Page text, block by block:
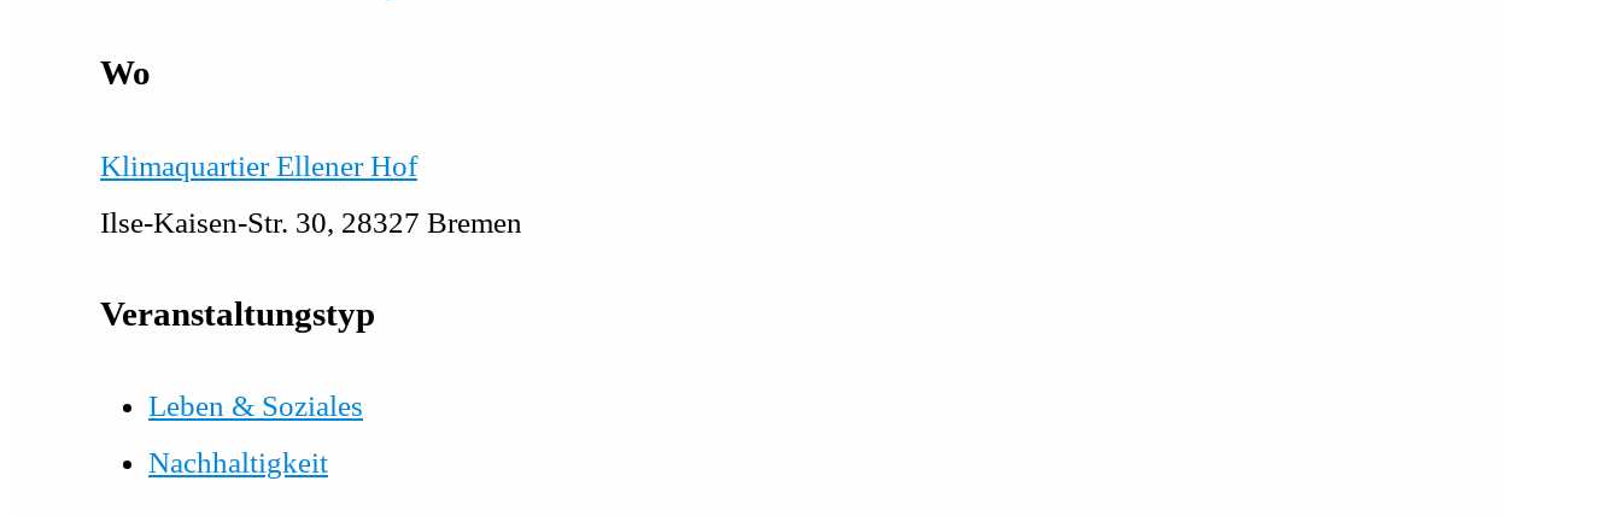
Wo
Klimaquartier Ellener Hof
Ilse-Kaisen-Str. 30, 28327 Bremen
Veranstaltungstyp
Leben & Soziales
Nachhaltigkeit